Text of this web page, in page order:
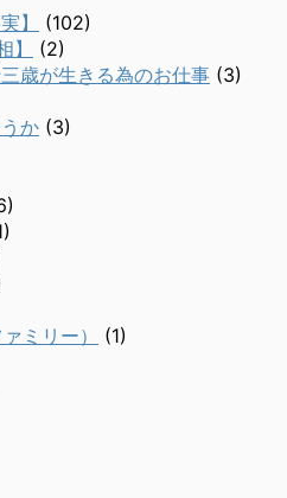
】
(102)
】
(2)
歳が生きる為のお仕事 (3)
か (3)
ミリー）
(1)